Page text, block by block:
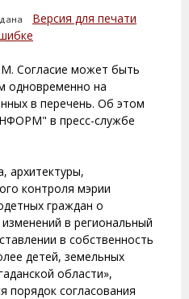
Версия для печати
может быть
одновременно на
в перечень. Об этом
в пресс-службе
архитектуры,
контроля мэрии
граждан о
в региональный
в собственность
детей, земельных
области»,
порядок согласования